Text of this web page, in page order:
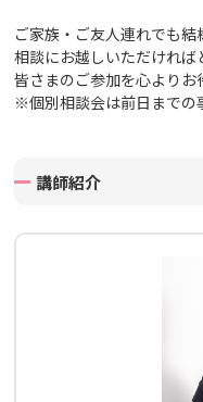
ご家族・ご友人連れでも結
相談にお越しいただければ
皆さまのご参加を心より
※個別相談会は前日までの
講師紹介